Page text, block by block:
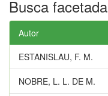
Busca facetada
Autor
ESTANISLAU, F. M.
NOBRE, L. L. DE M.